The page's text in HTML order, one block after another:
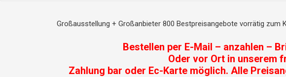
Großausstellung + Großanbieter 800 Bestpreisangebote vorrätig
Bestellen per E-Mail – anzahlen –
Oder vor Ort in unserem
Zahlung bar oder Ec-Karte möglich. Alle